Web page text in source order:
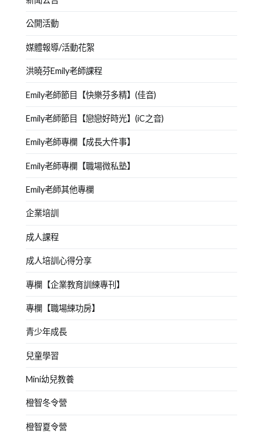
公開活動
媒體報導/活動花絮
洪曉芬Emily老師課程
Emily老師節目【快樂芬多精】(佳音)
Emily老師節目【戀戀好時光】(iC之音)
Emily老師專欄【成長大件事】
Emily老師專欄【職場微私塾】
Emily老師其他專欄
企業培訓
成人課程
成人培訓心得分享
專欄【企業教育訓練專刊】
專欄【職場練功房】
青少年成長
兒童學習
Mini幼兒教養
橙智冬令營
橙智夏令營